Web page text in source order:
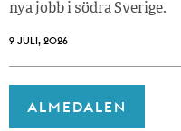
nya jobb i södra Sverige.
9 JULI, 2026
ALMEDALEN